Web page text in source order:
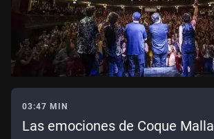
03:47 MIN
Las emociones de Coque Malla